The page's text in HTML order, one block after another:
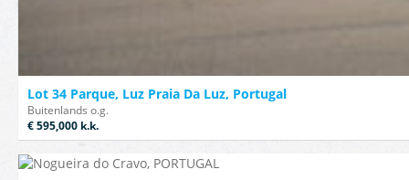
Lot 34 Parque, Luz Praia Da Luz, Portugal
Buitenlands o.g.
€ 595,000 k.k.